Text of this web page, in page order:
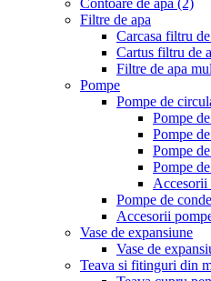
Contoare de apa (2)
Filtre de apa
Carcasa filtru
Cartus filtru de
Filtre de apa
Pompe
Pompe de
Pompe
Pompe
Pompe
Pompe
Accesorii
Pompe de
Accesorii
Vase de expansiune
Vase de
Teava si fitinguri din